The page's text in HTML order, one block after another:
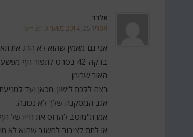
אלדד
אפריל 25, 2014 בשעה 3:19 pm
אני גם מאמין שהוא לא הרג את
בדקה 42 בסרט לתפור חף
האור שרומן
רצה ללכת לישון. מכאן ועד
אגב המסקנה שלך לא נכונה,
אמרת"מוטב להרוס את חייו של
או לתת לציבור לחשוב שהוא לא